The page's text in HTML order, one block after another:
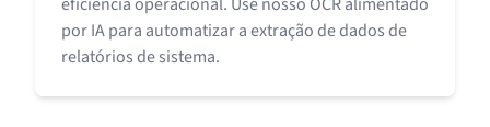
por IA para automatizar a extração de dados de
relatórios de sistema.